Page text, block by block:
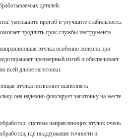
деталей.
уменьшите прогиб и улучшите стабильность.
продлить срок службы инструмента.
втулка особенно полезна при
чрезмерный изгиб и обеспечивает
всей длине заготовки.
втулка позволяет выполнять
она надежно фиксирует заготовку на месте
система направляющих втулок очень
где поддержание точности и